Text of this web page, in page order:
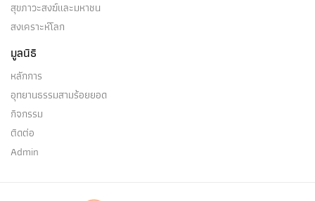
สุขภาวะสงฆ์และมหาชน
สงเคราะห์โลก
มูลนิธิ
หลักการ
อุทยานธรรมสามร้อยยอด
กิจกรรม
ติดต่อ
Admin